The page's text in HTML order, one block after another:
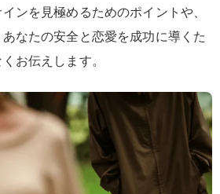
ンを見極めるためのポイントや、
なたの安全と恋愛を成功に導くた
お伝えします。